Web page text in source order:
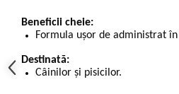
Beneficii cheie:
Formula ușor de administrat
Destinată:
Câinilor și pisicilor.